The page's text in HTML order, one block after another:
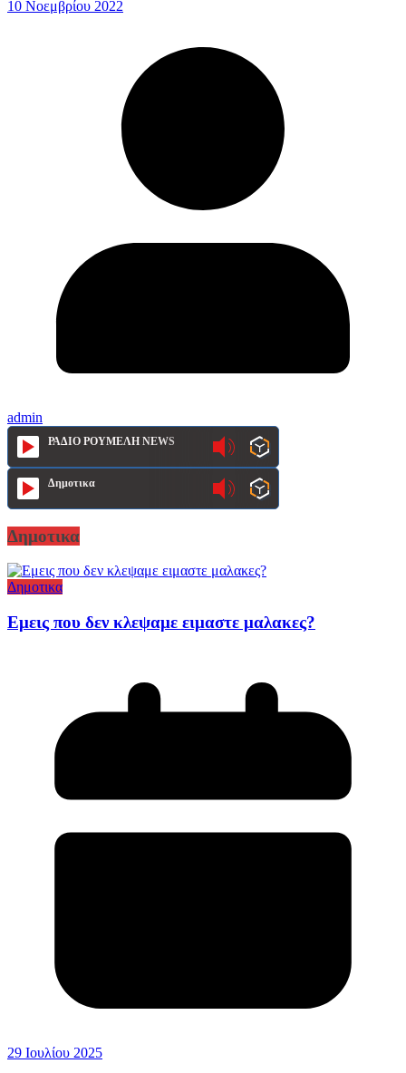
10 Νοεμβρίου 2022
admin
ΡΑΔΙΟ ΡΟΥΜΕΛΗ NEWS
Δημοτικα
Δημοτικα
Δημοτικα
Εμεις που δεν κλεψαμε ειμαστε μαλακες?
29 Ιουλίου 2025